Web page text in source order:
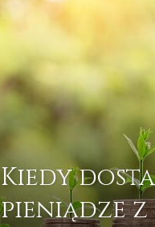
Kiedy
pieniądze z